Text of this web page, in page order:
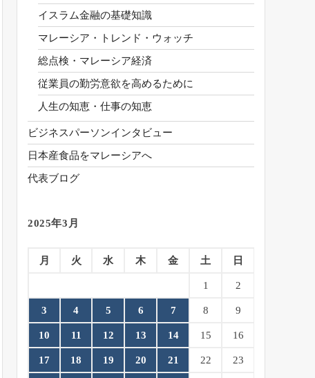
イスラム金融の基礎知識
マレーシア・トレンド・ウォッチ
総点検・マレーシア経済
従業員の勤労意欲を高めるために
人生の知恵・仕事の知恵
ビジネスパーソンインタビュー
日本産食品をマレーシアへ
代表ブログ
2025年3月
月 火 水 木 金 土 日
1 2
3 4 5 6 7 8 9
10 11 12 13 14 15 16
17 18 19 20 21 22 23